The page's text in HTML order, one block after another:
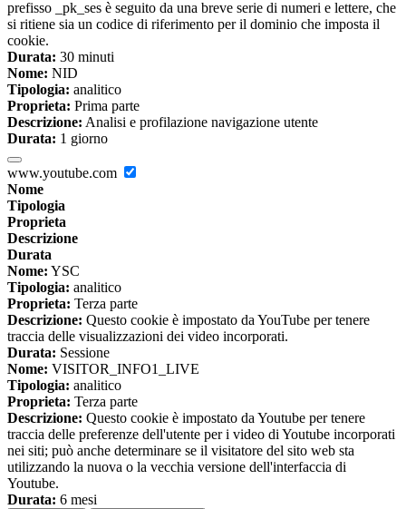
prefisso _pk_ses è seguito da una breve serie di numeri e lettere, che
si ritiene sia un codice di riferimento per il dominio che imposta il
cookie.
Durata: 30 minuti
Nome: NID
Tipologia: analitico
Proprieta: Prima parte
Descrizione: Analisi e profilazione navigazione utente
Durata: 1 giorno
www.youtube.com
Nome
Tipologia
Proprieta
Descrizione
Durata
Nome: YSC
Tipologia: analitico
Proprieta: Terza parte
Descrizione: Questo cookie è impostato da YouTube per tenere
traccia delle visualizzazioni dei video incorporati.
Durata: Sessione
Nome: VISITOR_INFO1_LIVE
Tipologia: analitico
Proprieta: Terza parte
Descrizione: Questo cookie è impostato da Youtube per tenere
traccia delle preferenze dell'utente per i video di Youtube incorporati
nei siti; può anche determinare se il visitatore del sito web sta
utilizzando la nuova o la vecchia versione dell'interfaccia di
Youtube.
Durata: 6 mesi